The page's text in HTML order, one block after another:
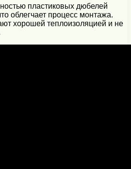
пластиковых дюбелей
облегчает процесс монтажа.
хорошей теплоизоляцией и не